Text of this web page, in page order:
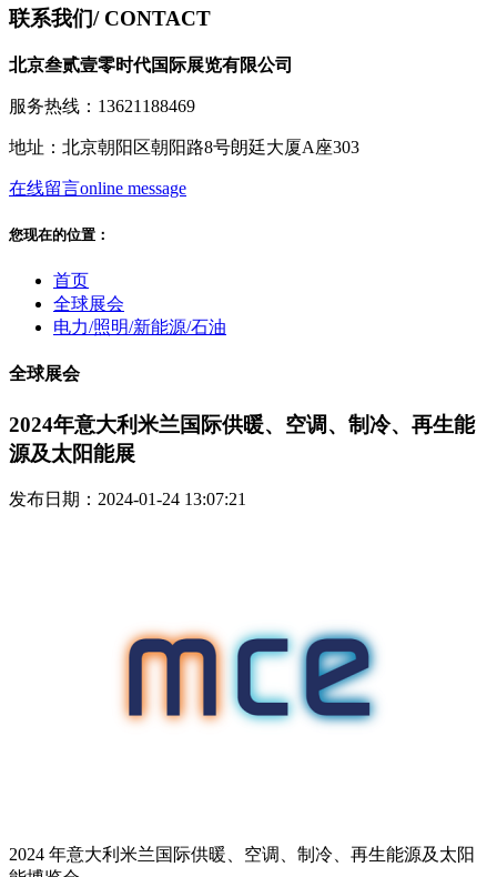
联系我们/ CONTACT
北京叁贰壹零时代国际展览有限公司
服务热线：13621188469
地址：北京朝阳区朝阳路8号朗廷大厦A座303
在线留言online message
您现在的位置：
首页
全球展会
电力/照明/新能源/石油
全球展会
2024年意大利米兰国际供暖、空调、制冷、再生能
源及太阳能展
发布日期：2024-01-24 13:07:21
2024 年意大利米兰国际供暖、空调、制冷、再生能源及太阳